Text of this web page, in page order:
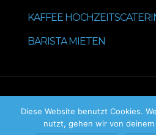
KAFFEE
BARISTA MIETEN
Diese Website benutzt Cookies.
nutzt, gehen wir von deinem